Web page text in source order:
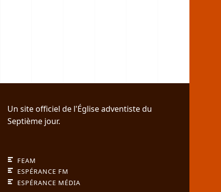
Un site officiel de l'Église adventiste du
Septième jour.
FEAM
ESPÉRANCE FM
ESPÉRANCE MÉDIA